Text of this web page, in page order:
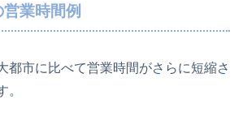
業時間例
都市に比べて営業時間がさらに短縮さ
。